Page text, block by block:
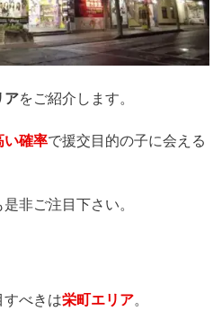
アをご紹介します。
い確率で援交目的の子に会える
非ご注目下さい。
べきは栄町エリア。